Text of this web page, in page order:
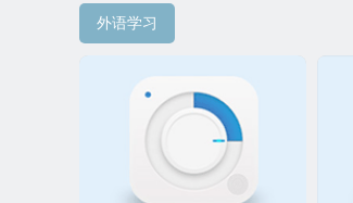
外语学习